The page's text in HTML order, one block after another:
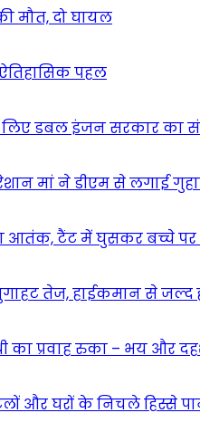
मौत, दो घायल
ऐतिहासिक पहल
के लिए डबल इंजन सरकार का
मां ने डीएम से लगाई
आतंक, टैंट में घुसकर बच्चे
तेज, हाईकमान से जल्द
का प्रवाह रुका – भय और
और घरों के निचले हिस्से